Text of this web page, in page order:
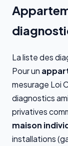
La liste des
Pour un
mesurage Loi
diagnostics
privatives
maison
installations